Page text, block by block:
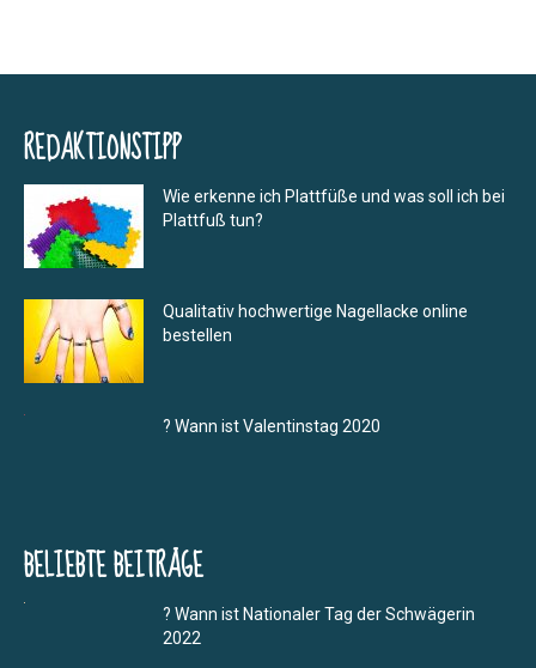
REDAKTIONSTIPP
Wie erkenne ich Plattfüße und was soll ich bei
Plattfuß tun?
Qualitativ hochwertige Nagellacke online
bestellen
? Wann ist Valentinstag 2020
BELIEBTE BEITRÄGE
? Wann ist Nationaler Tag der Schwägerin
2022